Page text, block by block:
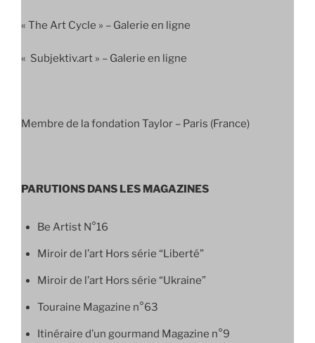
« The Art Cycle » – Galerie en ligne
« Subjektiv.art » – Galerie en ligne
Membre de la fondation Taylor – Paris (France)
PARUTIONS DANS LES MAGAZINES
Be Artist N°16
Miroir de l’art Hors série “Liberté”
Miroir de l’art Hors série “Ukraine”
Touraine Magazine n°63
Itinéraire d’un gourmand Magazine n°9